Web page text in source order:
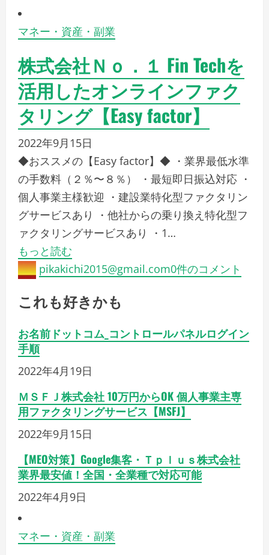
マネー・資産・副業
株式会社Ｎｏ．１ Fin Techを
活用したオンラインファク
タリング【Easy factor】
2022年9月15日
◆おススメの【Easy factor】◆ ・業界最低水準
の手数料（２％〜８％） ・最短即日振込対応 ・
個人事業主様歓迎 ・建設業特化型ファクタリン
グサービスあり ・他社からの乗り換え特化型フ
ァクタリングサービスあり ・1…
もっと読む
pikakichi2015@gmail.com0件のコメント
これも好きかも
お名前ドットコム_コントロールパネルログイン
手順
2022年4月19日
ＭＳＦＪ株式会社 10万円からOK 個人事業主専
用ファクタリングサービス【MSFJ】
2022年9月15日
【MEO対策】Google集客・Ｔｐｌｕｓ株式会社
業界最安値！全国・全業種で対応可能
2022年4月9日
マネー・資産・副業